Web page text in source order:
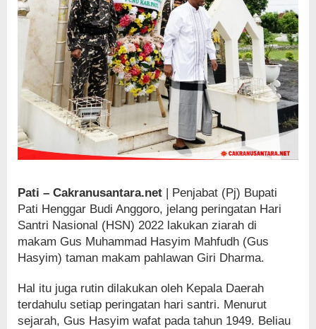
Pati – Cakranusantara.net | Penjabat (Pj) Bupati
Pati Henggar Budi Anggoro, jelang peringatan Hari
Santri Nasional (HSN) 2022 lakukan ziarah di
makam Gus Muhammad Hasyim Mahfudh (Gus
Hasyim) taman makam pahlawan Giri Dharma.
Hal itu juga rutin dilakukan oleh Kepala Daerah
terdahulu setiap peringatan hari santri. Menurut
sejarah, Gus Hasyim wafat pada tahun 1949. Beliau